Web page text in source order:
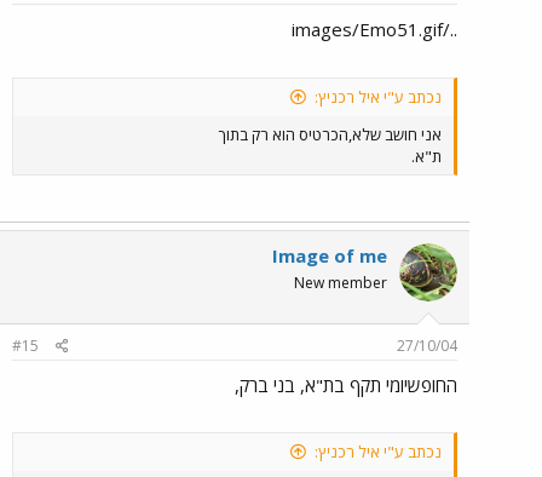
../images/Emo51.gif
נכתב ע"י איל רכניץ:
אני חושב שלא,הכרטיס הוא רק בתוך
ת"א.
Image of me
New member
27/10/04
#15
החופשיומי תקף בת"א, בני ברק,
נכתב ע"י איל רכניץ: